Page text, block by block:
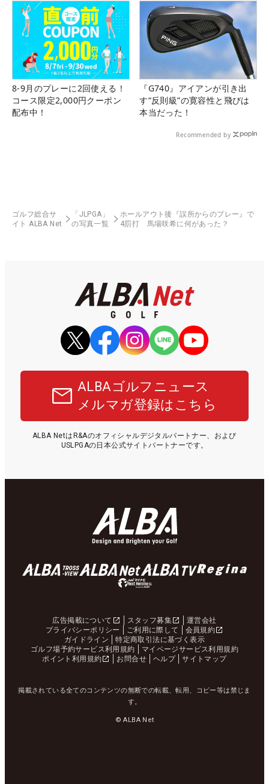
8-9月のプレーに2回使える！
コース限定2,000円クーポン
配布中！
『G740』アイアンが引き出
す“反則級”の寛容性と飛びは
本当だった！
Recommended by
ゴルフ総合サ
イト ALBA Net
「JLPGA」
の写真一覧
ホールアウト後『誤所からのプレー』で
4罰打 馬場咲希に何があった？
ALBAゴルフニュース
メルマガ登録はこちら
ALBA NetはR&Aのオフィシャルデジタルパートナー、および
USLPGAの日本公式サイトパートナーです。
広告掲載について スタッフ募集
運営会社
プライバシーポリシー
ご利用に際して
会員規約
ガイドライン
特定商取引法に基づく表示
ゴルフ場予約サービス利用規約
マイページサービス利用規約
ポイント利用規約
お問合せ ヘルプ サイトマップ
掲載されている全てのコンテンツの無断での転載、転用、コピー等は禁じま
す。
© ALBA Net